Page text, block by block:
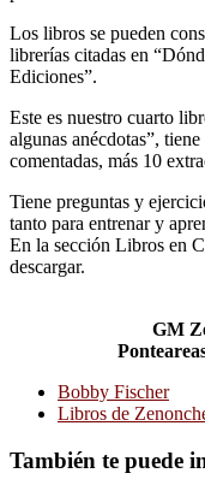
Los libros se pueden
librerías citadas en
Ediciones”.
Este es nuestro cuarto
algunas anécdotas”,
comentadas, más 10
Tiene preguntas y
tanto para entrenar y
En la sección Libros en
descargar.
GM
Bobby Fischer
Libros de
También te puede